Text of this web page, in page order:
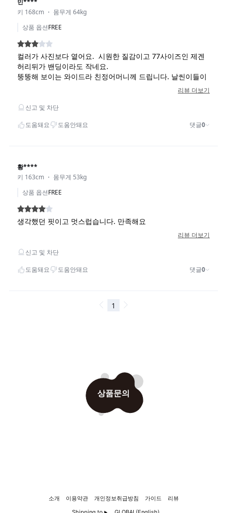
상품문의
소개 이용약관 개인정보취급방침 가이드
리뷰